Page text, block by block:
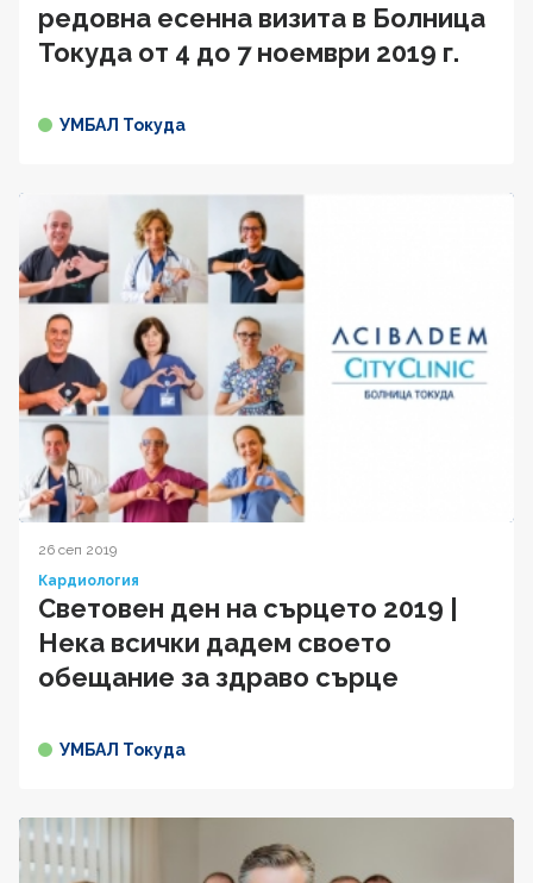
редовна есенна визита в Болница
Токуда от 4 до 7 ноември 2019 г.
УМБАЛ Токуда
26 сеп 2019
Кардиология
Световен ден на сърцето 2019 |
Нека всички дадем своето
обещание за здраво сърце
УМБАЛ Токуда